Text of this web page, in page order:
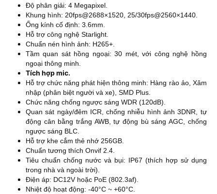
Độ phân giải: 4 Megapixel.
Khung hình: 20fps@2688×1520, 25/30fps@2560×1440.
Ống kính cố định: 3.6mm.
Hỗ trợ công nghệ Starlight.
Chuẩn nén hình ảnh: H265+.
Tầm quan sát hồng ngoại: 30 mét, với công nghệ hồng
ngoại thông minh.
Tích hợp mic.
Hỗ trợ chức năng phát hiện thông minh: Hàng rào ảo, Xâm
nhập (phân biệt người và xe), SMD Plus.
Chức năng chống ngược sáng WDR (120dB).
Quan sát ngày/đêm ICR, chống nhiễu hình ảnh 3DNR, tự
động cân bằng trắng AWB, tự động bù sáng AGC, chống
ngược sáng BLC.
Hỗ trợ khe cắm thẻ nhớ 256GB.
Chuẩn tương thích Onvif 2.4.
Tiêu chuẩn chống nước và bụi: IP67 (thích hợp sử dụng
trong nhà và ngoài trời).
Điện áp: DC12V hoặc PoE (802.3af).
Nhiệt độ hoạt động: -40°C ~ +60°C.